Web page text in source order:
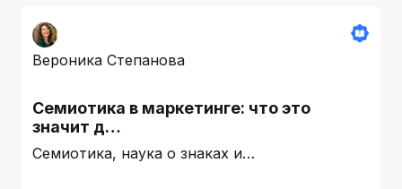
Вероника Степанова
Семиотика в маркетинге: что это
значит д…
Семиотика, наука о знаках и…